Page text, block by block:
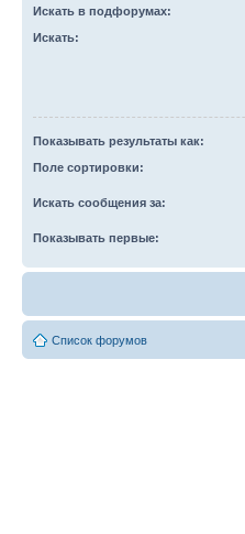
Искать в подфорумах:
Искать:
Показывать результаты как:
Поле сортировки:
Искать сообщения за:
Показывать первые:
Список форумов